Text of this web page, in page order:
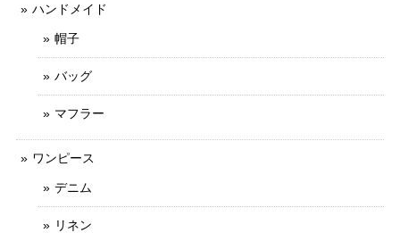
ハンドメイド
帽子
バッグ
マフラー
ワンピース
デニム
リネン